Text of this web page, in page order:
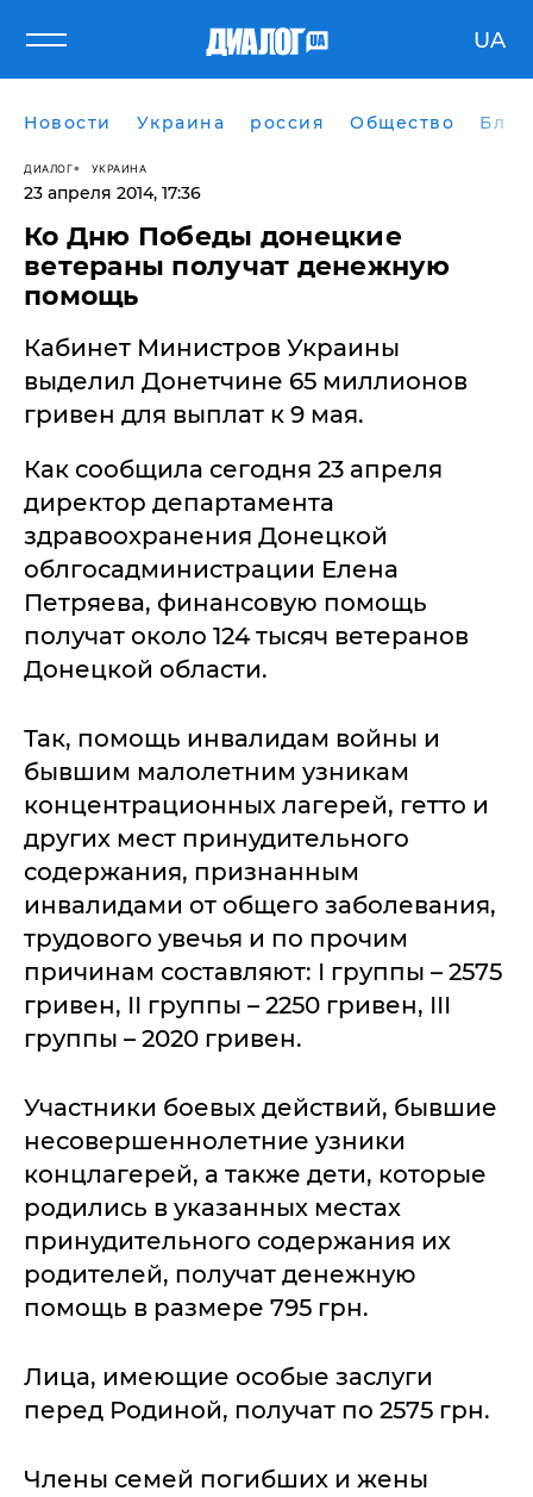
UA
Новости Украина россия Общество
ДИАЛОГ УКРАИНА
23 апреля 2014, 17:36
Ко Дню Победы донецкие
ветераны получат денежную
помощь
Кабинет Министров Украины
выделил Донетчине 65 миллионов
гривен для выплат к 9 мая.
Как сообщила сегодня 23 апреля
директор департамента
здравоохранения Донецкой
облгосадминистрации Елена
Петряева, финансовую помощь
получат около 124 тысяч ветеранов
Донецкой области.
Так, помощь инвалидам войны и
бывшим малолетним узникам
концентрационных лагерей, гетто и
других мест принудительного
содержания, признанным
инвалидами от общего заболевания,
трудового увечья и по прочим
причинам составляют: І группы – 2575
гривен, ІІ группы – 2250 гривен, ІІІ
группы – 2020 гривен.
Участники боевых действий, бывшие
несовершеннолетние узники
концлагерей, а также дети, которые
родились в указанных местах
принудительного содержания их
родителей, получат денежную
помощь в размере 795 грн.
Лица, имеющие особые заслуги
перед Родиной, получат по 2575 грн.
Члены семей погибших и жены